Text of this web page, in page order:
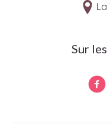
La
Sur